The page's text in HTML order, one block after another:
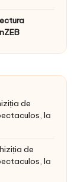
de
la
de
la